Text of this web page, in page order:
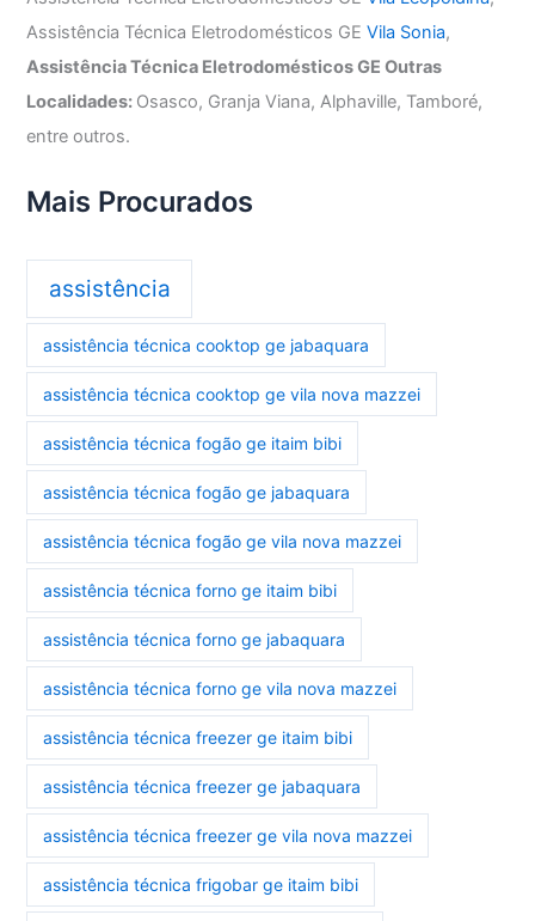
Assistência Técnica Eletrodomésticos GEVila Sonia,
Assistência Técnica Eletrodomésticos GE Outras
Localidades: Osasco, Granja Viana, Alphaville, Tamboré,
entre outros.
Mais Procurados
assistência
assistência técnica cooktop ge jabaquara
assistência técnica cooktop ge vila nova mazzei
assistência técnica fogão ge itaim bibi
assistência técnica fogão ge jabaquara
assistência técnica fogão ge vila nova mazzei
assistência técnica forno ge itaim bibi
assistência técnica forno ge jabaquara
assistência técnica forno ge vila nova mazzei
assistência técnica freezer ge itaim bibi
assistência técnica freezer ge jabaquara
assistência técnica freezer ge vila nova mazzei
assistência técnica frigobar ge itaim bibi